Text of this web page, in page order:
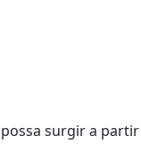
surgir a